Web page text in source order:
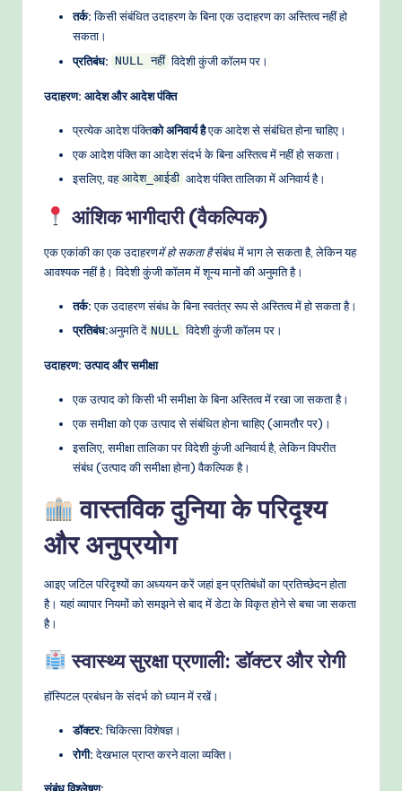
तर्क:किसी संबंधित उदाहरण के बिना एक उदाहरण का अस्तित्व नहीं हो
सकता।
प्रतिबंध: NULL नहीं विदेशी कुंजी कॉलम पर।
उदाहरण: आदेश और आदेश पंक्ति
प्रत्येक आदेश पंक्तिको अनिवार्य हैएक आदेश से संबंधित होना चाहिए।
एक आदेश पंक्ति का आदेश संदर्भ के बिना अस्तित्व में नहीं हो सकता।
इसलिए, वह आदेश_आईडी आदेश पंक्ति तालिका में अनिवार्य है।
आंशिक भागीदारी (वैकल्पिक)
एक एकांकी का एक उदाहरणमें हो सकता हैसंबंध में भाग ले सकता है, लेकिन यह
आवश्यक नहीं है। विदेशी कुंजी कॉलम में शून्य मानों की अनुमति है।
तर्क:एक उदाहरण संबंध के बिना स्वतंत्र रूप से अस्तित्व में हो सकता है।
प्रतिबंध:अनुमति दें NULL विदेशी कुंजी कॉलम पर।
उदाहरण: उत्पाद और समीक्षा
एक उत्पाद को किसी भी समीक्षा के बिना अस्तित्व में रखा जा सकता है।
एक समीक्षा को एक उत्पाद से संबंधित होना चाहिए (आमतौर पर)।
इसलिए, समीक्षा तालिका पर विदेशी कुंजी अनिवार्य है, लेकिन विपरीत
संबंध (उत्पाद की समीक्षा होना) वैकल्पिक है।
वास्तविक दुनिया के परिदृश्य
और अनुप्रयोग
आइए जटिल परिदृश्यों का अध्ययन करें जहां इन प्रतिबंधों का प्रतिच्छेदन होता
है। यहां व्यापार नियमों को समझने से बाद में डेटा के विकृत होने से बचा जा सकता
है।
स्वास्थ्य सुरक्षा प्रणाली: डॉक्टर और रोगी
हॉस्पिटल प्रबंधन के संदर्भ को ध्यान में रखें।
डॉक्टर:चिकित्सा विशेषज्ञ।
रोगी:देखभाल प्राप्त करने वाला व्यक्ति।